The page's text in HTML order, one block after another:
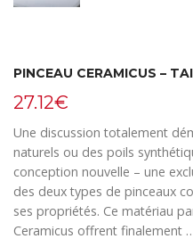
PINCEAU CERAMICUS –
27.12€
Une discussion totalement
naturels ou des poils
conception nouvelle – une
des deux types de pinceaux
ses propriétés. Ce matériau
Ceramicus offrent finalement